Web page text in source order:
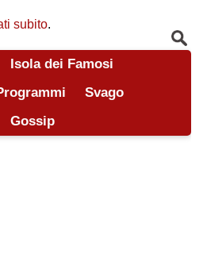
subito.
Isola dei Famosi
Svago
Gossip